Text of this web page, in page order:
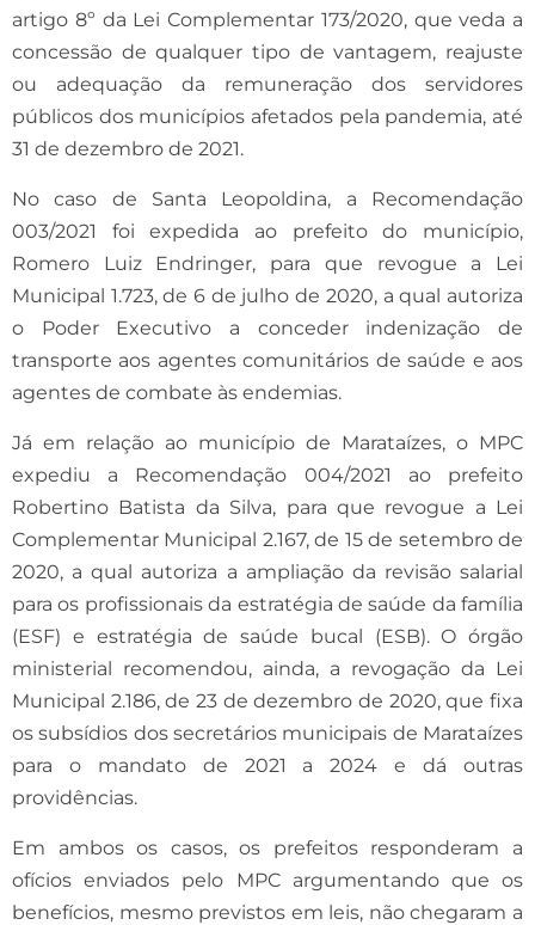
artigo 8º da Lei Complementar 173/2020, que veda a
concessão de qualquer tipo de vantagem, reajuste
ou adequação da remuneração dos servidores
públicos dos municípios afetados pela pandemia, até
31 de dezembro de 2021.
No caso de Santa Leopoldina, a Recomendação
003/2021 foi expedida ao prefeito do município,
Romero Luiz Endringer, para que revogue a Lei
Municipal 1.723, de 6 de julho de 2020, a qual autoriza
o Poder Executivo a conceder indenização de
transporte aos agentes comunitários de saúde e aos
agentes de combate às endemias.
Já em relação ao município de Marataízes, o MPC
expediu a Recomendação 004/2021 ao prefeito
Robertino Batista da Silva, para que revogue a Lei
Complementar Municipal 2.167, de 15 de setembro de
2020, a qual autoriza a ampliação da revisão salarial
para os profissionais da estratégia de saúde da família
(ESF) e estratégia de saúde bucal (ESB). O órgão
ministerial recomendou, ainda, a revogação da Lei
Municipal 2.186, de 23 de dezembro de 2020, que fixa
os subsídios dos secretários municipais de Marataízes
para o mandato de 2021 a 2024 e dá outras
providências.
Em ambos os casos, os prefeitos responderam a
ofícios enviados pelo MPC argumentando que os
benefícios, mesmo previstos em leis, não chegaram a